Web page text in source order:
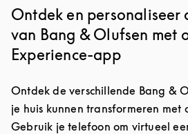
Ontdek en personaliseer
van Bang & Olufsen met
Experience-app
Ontdek de verschillende Bang &
je huis kunnen transformeren met
Gebruik je telefoon om virtueel